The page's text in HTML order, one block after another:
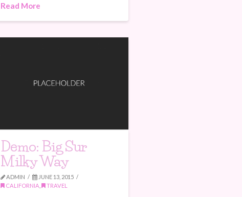
Read More
Demo: Big Sur
Milky Way
ADMIN
JUNE 13, 2015
CALIFORNIA
TRAVEL